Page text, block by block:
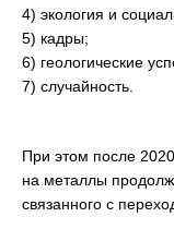
4) экология и
5) кадры;
6) геологические
7) случайность.
При этом после
на металлы
связанного с